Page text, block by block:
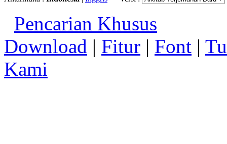
Pencarian Khusus
Download | Fitur | Font |
Kami